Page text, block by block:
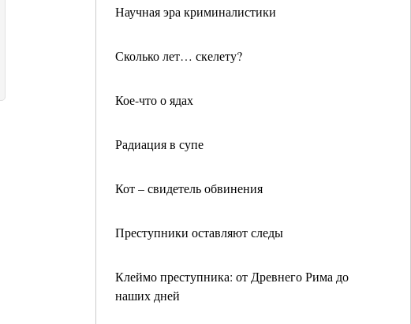
Научная эра криминалистики
Сколько лет… скелету?
Кое-что о ядах
Радиация в супе
Кот – свидетель обвинения
Преступники оставляют следы
Клеймо преступника: от Древнего Рима до
наших дней